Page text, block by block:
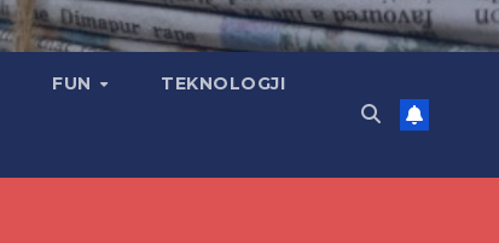
FUN TEKNOLOGJI